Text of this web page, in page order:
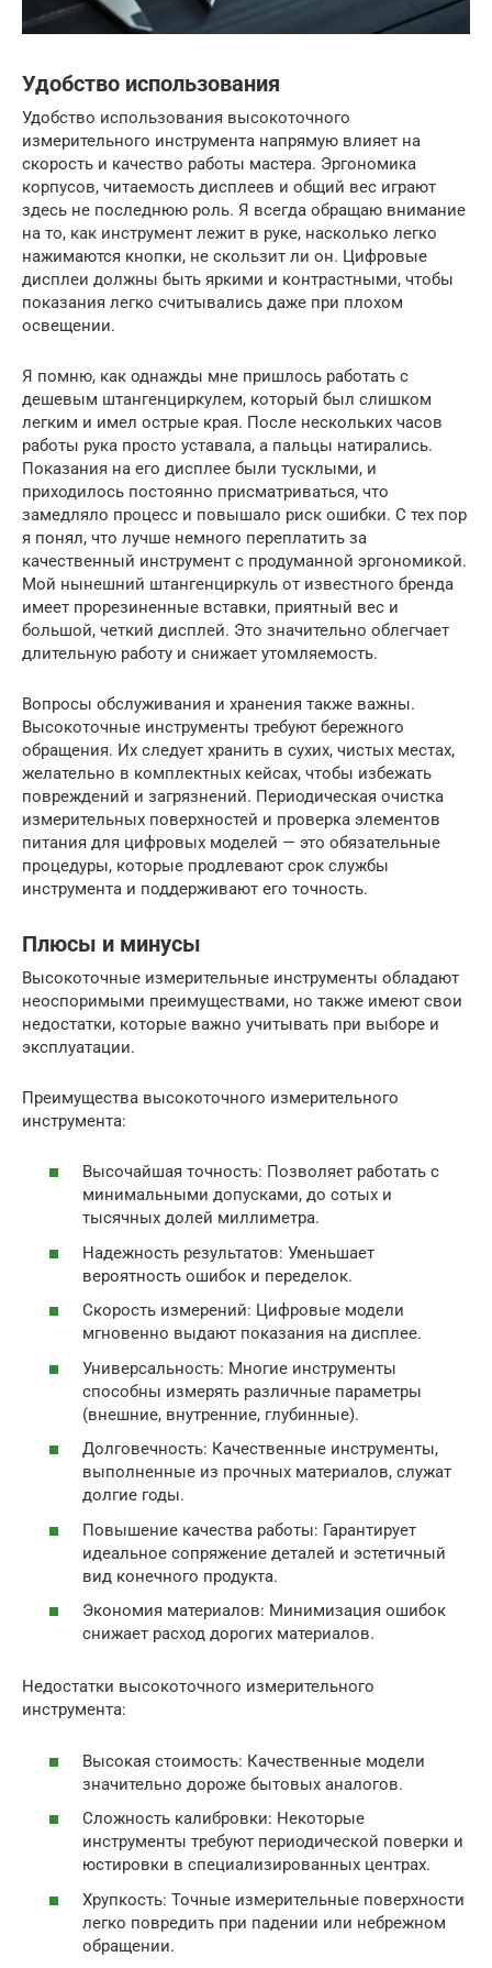
Удобство использования
Удобство использования высокоточного
измерительного инструмента напрямую влияет на
скорость и качество работы мастера. Эргономика
корпусов, читаемость дисплеев и общий вес играют
здесь не последнюю роль. Я всегда обращаю внимание
на то, как инструмент лежит в руке, насколько легко
нажимаются кнопки, не скользит ли он. Цифровые
дисплеи должны быть яркими и контрастными, чтобы
показания легко считывались даже при плохом
освещении.
Я помню, как однажды мне пришлось работать с
дешевым штангенциркулем, который был слишком
легким и имел острые края. После нескольких часов
работы рука просто уставала, а пальцы натирались.
Показания на его дисплее были тусклыми, и
приходилось постоянно присматриваться, что
замедляло процесс и повышало риск ошибки. С тех пор
я понял, что лучше немного переплатить за
качественный инструмент с продуманной эргономикой.
Мой нынешний штангенциркуль от известного бренда
имеет прорезиненные вставки, приятный вес и
большой, четкий дисплей. Это значительно облегчает
длительную работу и снижает утомляемость.
Вопросы обслуживания и хранения также важны.
Высокоточные инструменты требуют бережного
обращения. Их следует хранить в сухих, чистых местах,
желательно в комплектных кейсах, чтобы избежать
повреждений и загрязнений. Периодическая очистка
измерительных поверхностей и проверка элементов
питания для цифровых моделей — это обязательные
процедуры, которые продлевают срок службы
инструмента и поддерживают его точность.
Плюсы и минусы
Высокоточные измерительные инструменты обладают
неоспоримыми преимуществами, но также имеют свои
недостатки, которые важно учитывать при выборе и
эксплуатации.
Преимущества высокоточного измерительного
инструмента:
Высочайшая точность: Позволяет работать с
минимальными допусками, до сотых и
тысячных долей миллиметра.
Надежность результатов: Уменьшает
вероятность ошибок и переделок.
Скорость измерений: Цифровые модели
мгновенно выдают показания на дисплее.
Универсальность: Многие инструменты
способны измерять различные параметры
(внешние, внутренние, глубинные).
Долговечность: Качественные инструменты,
выполненные из прочных материалов, служат
долгие годы.
Повышение качества работы: Гарантирует
идеальное сопряжение деталей и эстетичный
вид конечного продукта.
Экономия материалов: Минимизация ошибок
снижает расход дорогих материалов.
Недостатки высокоточного измерительного
инструмента:
Высокая стоимость: Качественные модели
значительно дороже бытовых аналогов.
Сложность калибровки: Некоторые
инструменты требуют периодической поверки и
юстировки в специализированных центрах.
Хрупкость: Точные измерительные поверхности
легко повредить при падении или небрежном
обращении.